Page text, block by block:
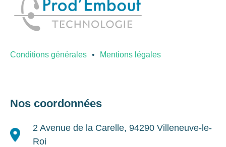
Conditions générales Mentions légales
Nos coordonnées
2 Avenue de la Carelle, 94290 Villeneuve-le-
Roi